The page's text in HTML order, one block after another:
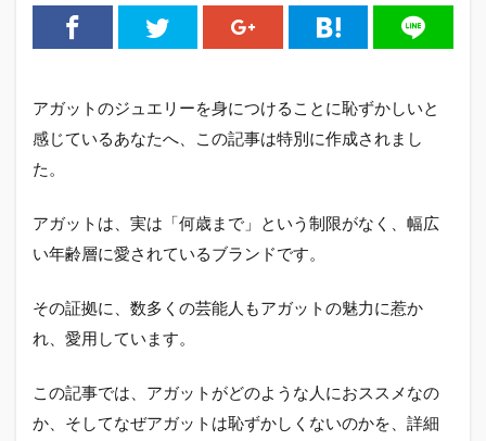
アガットのジュエリーを身につけることに恥ずかしいと
感じているあなたへ、この記事は特別に作成されまし
た。
アガットは、実は「何歳まで」という制限がなく、幅広
い年齢層に愛されているブランドです。
その証拠に、数多くの芸能人もアガットの魅力に惹か
れ、愛用しています。
この記事では、アガットがどのような人におススメなの
か、そしてなぜアガットは恥ずかしくないのかを、詳細